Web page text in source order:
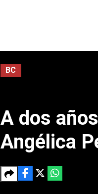
BC
A dos
Angélica